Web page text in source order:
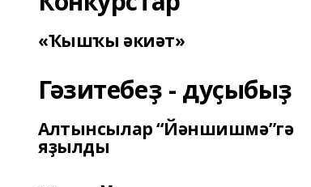
«Ҡышҡы әкиәт»
Гәзитебеҙ - дуҫыбыҙ
Алтынсылар “Йәншишмә”гә
яҙылды